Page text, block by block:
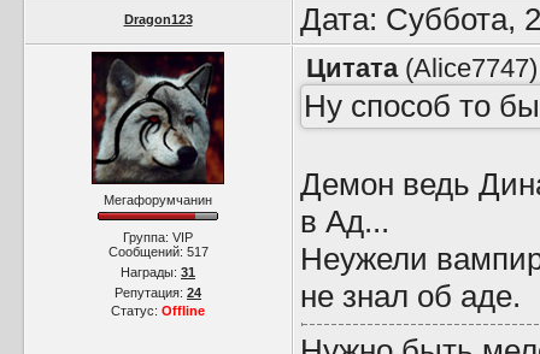
Dragon123 Дата: Суббота,
Мегафорумчанин
Группа: VIP
Сообщений: 517
Награды: 31
Репутация: 24
Статус: Offline
Цитата(Alice7747)
Ну способ то
Демон ведь
в Ад...
Неужели
не знал об аде.